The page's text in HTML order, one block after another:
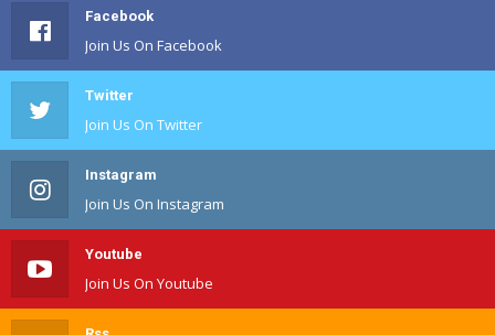
Facebook
Join Us On Facebook
Twitter
Join Us On Twitter
Instagram
Join Us On Instagram
Youtube
Join Us On Youtube